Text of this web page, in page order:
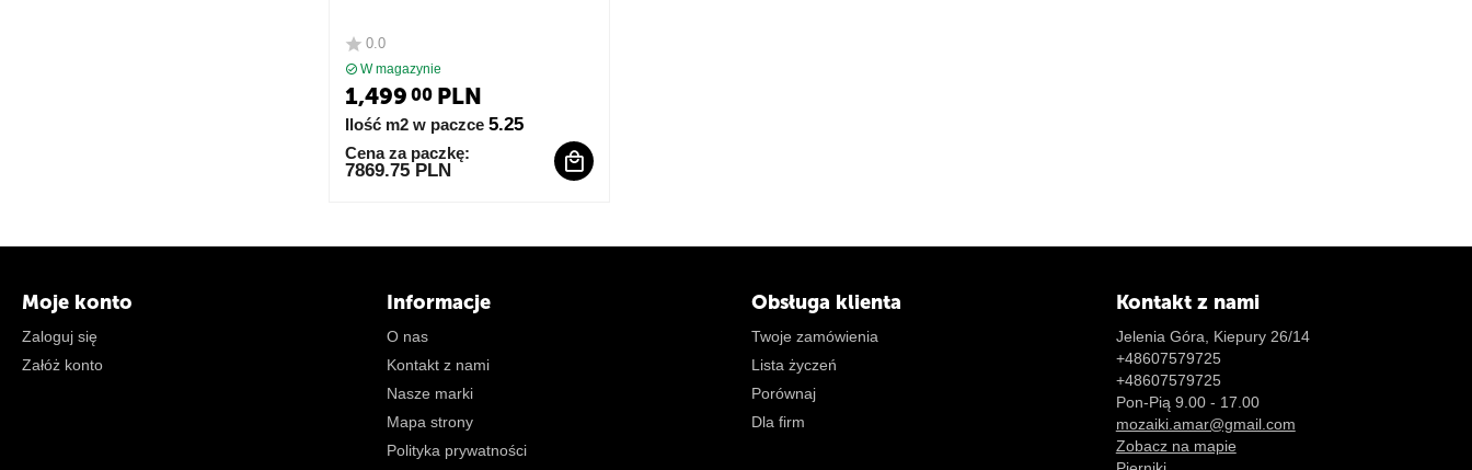
0.0
W magazynie
1,499 00 PLN
Ilość m2 w paczce 5.25
Cena za paczkę:
7869.75 PLN
Moje konto
Zaloguj się
Załóż konto
Informacje
O nas
Kontakt z nami
Nasze marki
Mapa strony
Polityka prywatności
Obsługa klienta
Twoje zamówienia
Lista życzeń
Porównaj
Dla firm
Kontakt z nami
Jelenia Góra, Kiepury 26/14
+48607579725
+48607579725
Pon-Pią 9.00 - 17.00
mozaiki.amar@gmail.com
Zobacz na mapie